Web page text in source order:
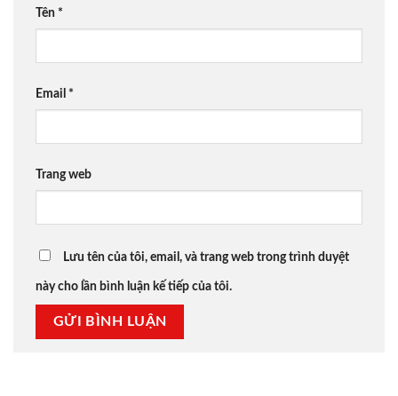
Tên *
Email *
Trang web
Lưu tên của tôi, email, và trang web trong trình duyệt
này cho lần bình luận kế tiếp của tôi.